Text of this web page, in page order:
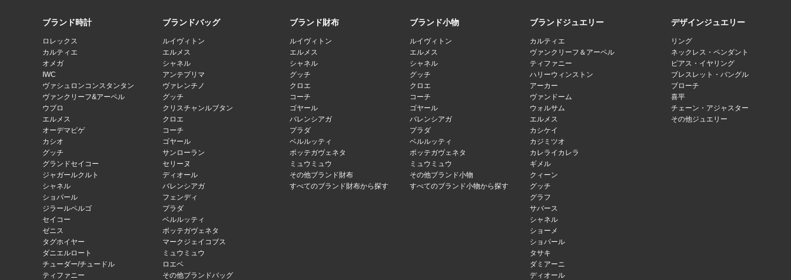
ブランド時計
ロレックス
カルティエ
オメガ
IWC
ヴァシュロンコンスタンタン
ヴァンクリーフ&アーペル
ウブロ
エルメス
オーデマピゲ
カシオ
グッチ
グランドセイコー
ジャガールクルト
シャネル
ショパール
ジラールペルゴ
セイコー
ゼニス
タグホイヤー
ダニエルロート
チューダー/チュードル
ティファニー
ブランドバッグ
ルイヴィトン
エルメス
シャネル
アンテプリマ
ヴァレンチノ
グッチ
クリスチャンルブタン
クロエ
コーチ
ゴヤール
サンローラン
セリーヌ
ディオール
バレンシアガ
フェンディ
プラダ
ベルルッティ
ボッテガヴェネタ
マークジェイコブス
ミュウミュウ
ロエベ
その他ブランドバッグ
ブランド財布
ルイヴィトン
エルメス
シャネル
グッチ
クロエ
コーチ
ゴヤール
バレンシアガ
プラダ
ベルルッティ
ボッテガヴェネタ
ミュウミュウ
その他ブランド財布
すべてのブランド財布から探す
ブランド小物
ルイヴィトン
エルメス
シャネル
グッチ
クロエ
コーチ
ゴヤール
バレンシアガ
プラダ
ベルルッティ
ボッテガヴェネタ
ミュウミュウ
その他ブランド小物
すべてのブランド小物から探す
ブランドジュエリー
カルティエ
ヴァンクリーフ＆アーペル
ティファニー
ハリーウィンストン
アーカー
ヴァンドーム
ウォルサム
エルメス
カシケイ
カジミツオ
カレライカレラ
ギメル
クィーン
グッチ
グラフ
サバース
シャネル
ショーメ
ショパール
タサキ
ダミアーニ
ディオール
デザインジュエリー
リング
ネックレス・ペンダント
ピアス・イヤリング
ブレスレット・バングル
ブローチ
喜平
チェーン・アジャスター
その他ジュエリー